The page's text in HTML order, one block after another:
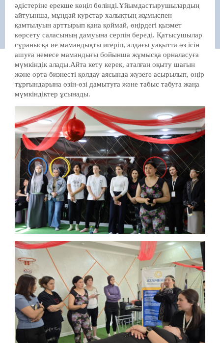
әдістеріне ерекше көңіл бөлінді.Ұйымдастырушылардың
айтуынша, мұндай курстар халықтың жұмыспен
қамтылуын арттырып қана қоймай, өңірдегі қызмет
көрсету саласының дамуына серпін береді. Қатысушылар
сұранысқа ие мамандықты игеріп, алдағы уақытта өз ісін
ашуға немесе мамандығы бойынша жұмысқа орналасуға
мүмкіндік алады.Айта кету керек, аталған оқыту шағын
және орта бизнесті қолдау аясында жүзеге асырылып, өңір
тұрғындарына өзін-өзі дамытуға және табыс табуға жаңа
мүмкіндіктер ұсынады.